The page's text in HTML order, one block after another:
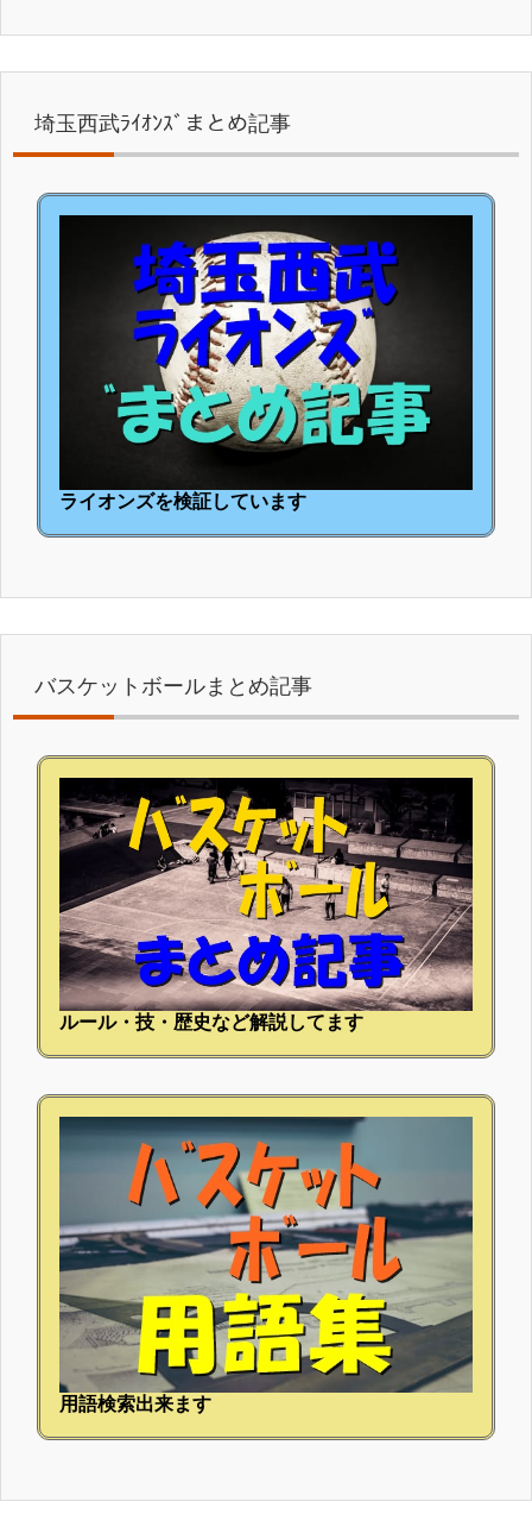
埼玉西武ﾗｲｵﾝｽﾞまとめ記事
ライオンズを検証しています
バスケットボールまとめ記事
ルール・技・歴史など解説してます
用語検索出来ます